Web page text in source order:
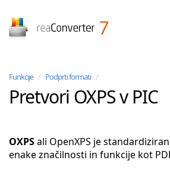
Funkcije / Podprti formati /
Pretvori OXPS v PIC
OXPSali OpenXPS je
enake značilnosti in funkcije kot